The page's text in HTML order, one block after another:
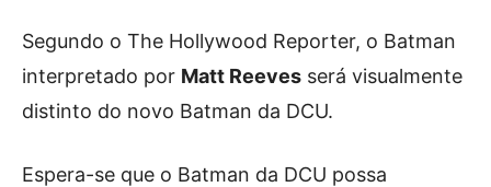
Segundo o The Hollywood Reporter, o Batman
interpretado por Matt Reeves será visualmente
distinto do novo Batman da DCU.
Espera-se que o Batman da DCU possa